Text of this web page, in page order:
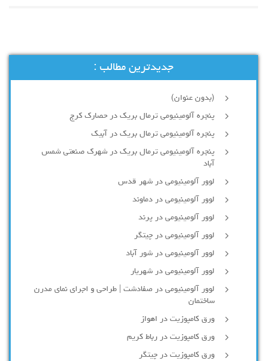
جدیدترین مطالب :
(بدون عنوان)
پنجره آلومینیومی ترمال بریک در حصارک کرج
پنجره آلومینیومی ترمال بریک در آبیک
پنجره آلومینیومی ترمال بریک در شهرک صنعتی شمس
آباد
لوور آلومینیومی در شهر قدس
لوور آلومینیومی در دماوند
لوور آلومینیومی در پرند
لوور آلومینیومی در چیتگر
لوور آلومینیومی در شور آباد
لوور آلومينيومي در شهريار
لوور آلومینیومی در صفادشت | طراحی و اجرای نمای مدرن
ساختمان
ورق کامپوزیت در اهواز
ورق کامپوزیت در رباط کریم
ورق کامپوزیت در چیتگر